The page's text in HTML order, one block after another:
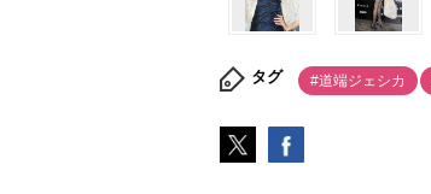
タグ #道端ジェシカ